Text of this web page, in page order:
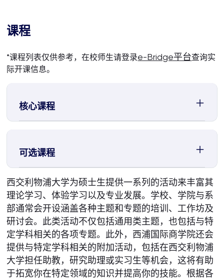
课程
*课程列表仅供参考，在校师生请登录e-Bridge平台查询实
际开课信息。
核心课程
可选课程
西交利物浦大学为硕士生提供一系列的活动来丰富其
理论学习、体验学习以及专业发展。学校、学院与系
部通常会开设涵盖各种主题和专题的培训、工作坊及
研讨会。此类活动不仅包括通用类主题，也包括与特
定学科相关的各项专题。此外，西浦国际商学院还会
提供与特定学科相关的附加活动，包括在西交利物浦
大学担任助教，研究助理或实习生等机会，这将有助
于拓宽你在特定领域的知识并提高你的技能。根据各